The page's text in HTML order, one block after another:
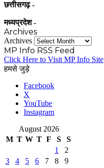
छत्तीसगढ़ -
मध्यप्रदेश -
Archives
Archives
MP Info RSS Feed
Click Here to Visit MP Info Site
हमसे जुड़े
Facebook
X
YouTube
Instagram
August 2026
M T W T F S
S
1
2
3
4 5 6 7 8
9